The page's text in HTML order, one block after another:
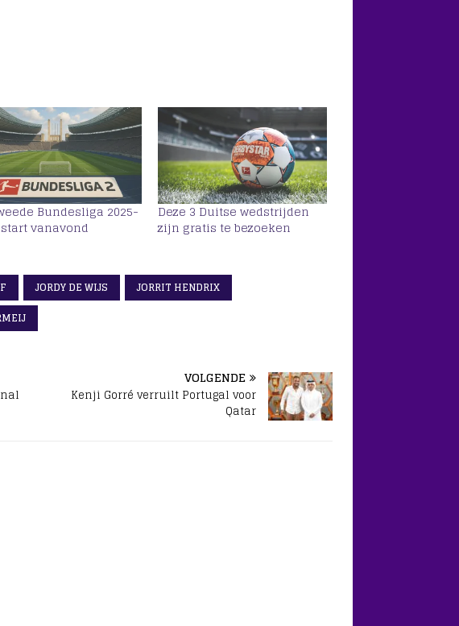
Bundesliga 2025-
start vanavond
Deze 3 Duitse wedstrijden
zijn gratis te bezoeken
JORDY DE WIJS
JORRIT HENDRIX
VOLGENDE
Kenji Gorré verruilt Portugal voor
Qatar